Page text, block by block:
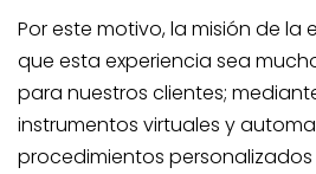
Por este motivo, la misión de la
que esta experiencia sea
para nuestros clientes;
instrumentos virtuales y
procedimientos